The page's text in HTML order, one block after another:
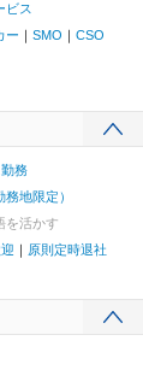
ビス
ー SMO
CSO
務
地限定）
を活かす
原則定時退社